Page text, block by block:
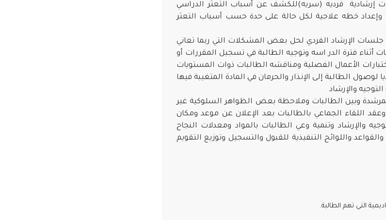
إرشادية فرديه (سريه)للكشف عن أسباب التعثر الدراسي
وإعداد خطه علاجية لكل حالة على حدة حسب أسباب التعثر
جلسات الإرشاد الفردي لحل بعض المشكلات التي ربما تعاني
أثناء فترة الدر اسه وتوجيه الطالبة في تسجيل المقررات أو
الأعمال الفصلية ومناقشه الطالبات ذوات المستويات
الطالبة إلى الإنذار والحرمان في المادة المتغيبة فيها
والإرشاد
وبين الطالبات وملاحظة بعض الظواهر السلوكية غير
اللقاء الجماعي بالطالبات بعد الإعلان عن موعد ومكان
والإرشاد وتنمية وعي الطالبات بالمواد ومعدلات النجاح
واللوائح التنفيذية للقبول والتسجيل وتوزيع التقويم
التي تهم الطالبة.